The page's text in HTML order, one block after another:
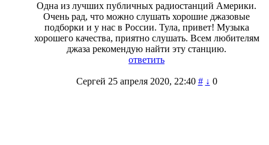
Одна из лучших публичных радиостанций Америки.
Очень рад, что можно слушать хорошие джазовые
подборки и у нас в России. Тула, привет! Музыка
хорошего качества, приятно слушать. Всем любителям
джаза рекомендую найти эту станцию.
ответить
Сергей 25 апреля 2020, 22:40 # ↓ 0